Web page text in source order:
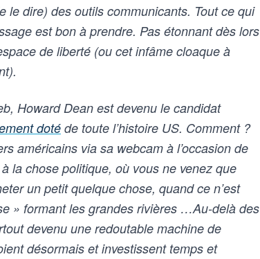
le dire) des outils communicants. Tout ce qui
est bon à prendre. Pas étonnant dès lors
de liberté (ou cet infâme cloaque à
Howard Dean est devenu le candidat
doté de toute l’histoire US. Comment ?
américains via sa webcam à l’occasion de
la chose politique, où vous ne venez que
un petit quelque chose, quand ce n’est
» formant les grandes rivières …Au-delà des
devenu une redoutable machine de
désormais et investissent temps et